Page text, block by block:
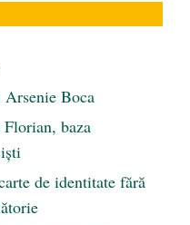
Boca
baza
de identitate fără